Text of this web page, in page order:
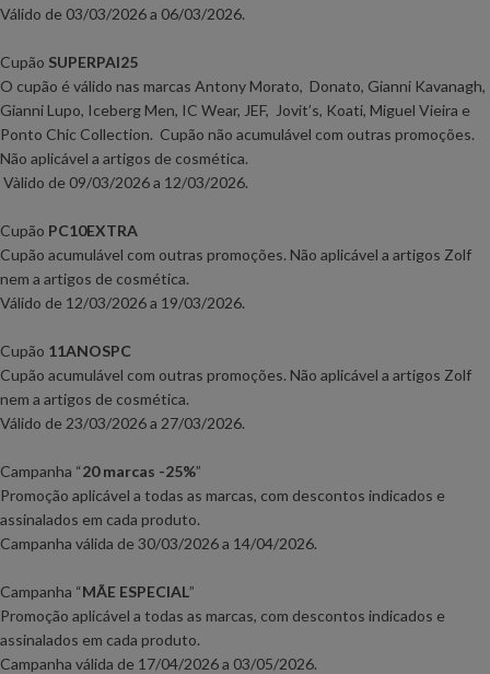
Válido de 03/03/2026 a 06/03/2026.
Cupão SUPERPAI25
O cupão é válido nas marcas Antony Morato, Donato, Gianni Kavanagh,
Gianni Lupo, Iceberg Men, IC Wear, JEF, Jovit’s, Koati, Miguel Vieira e
Ponto Chic Collection. Cupão não acumulável com outras promoções.
Não aplicável a artigos de cosmética.
Vàlido de 09/03/2026 a 12/03/2026.
Cupão PC10EXTRA
Cupão acumulável com outras promoções. Não aplicável a artigos Zolf
nem a artigos de cosmética.
Válido de 12/03/2026 a 19/03/2026.
Cupão 11ANOSPC
Cupão acumulável com outras promoções. Não aplicável a artigos Zolf
nem a artigos de cosmética.
Válido de 23/03/2026 a 27/03/2026.
Campanha “20 marcas -25%”
Promoção aplicável a todas as marcas, com descontos indicados e
assinalados em cada produto.
Campanha válida de 30/03/2026 a 14/04/2026.
Campanha “MÃE ESPECIAL”
Promoção aplicável a todas as marcas, com descontos indicados e
assinalados em cada produto.
Campanha válida de 17/04/2026 a 03/05/2026.